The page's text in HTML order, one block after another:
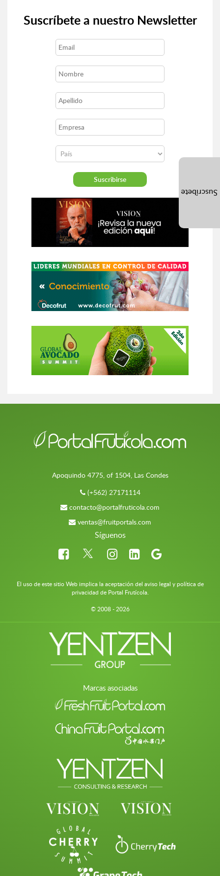
Suscríbete a nuestro Newsletter
Apoquindo 4775, of 1504, Las Condes
(+562) 27171114
contacto@portalfruticola.com
ventas@fruitportals.com
Síguenos
El uso de este sitio Web implica la aceptación del aviso legal y política de
privacidad de Portal Frutícola.
© 2008 - 2026
Marcas asociadas
Suscríbete